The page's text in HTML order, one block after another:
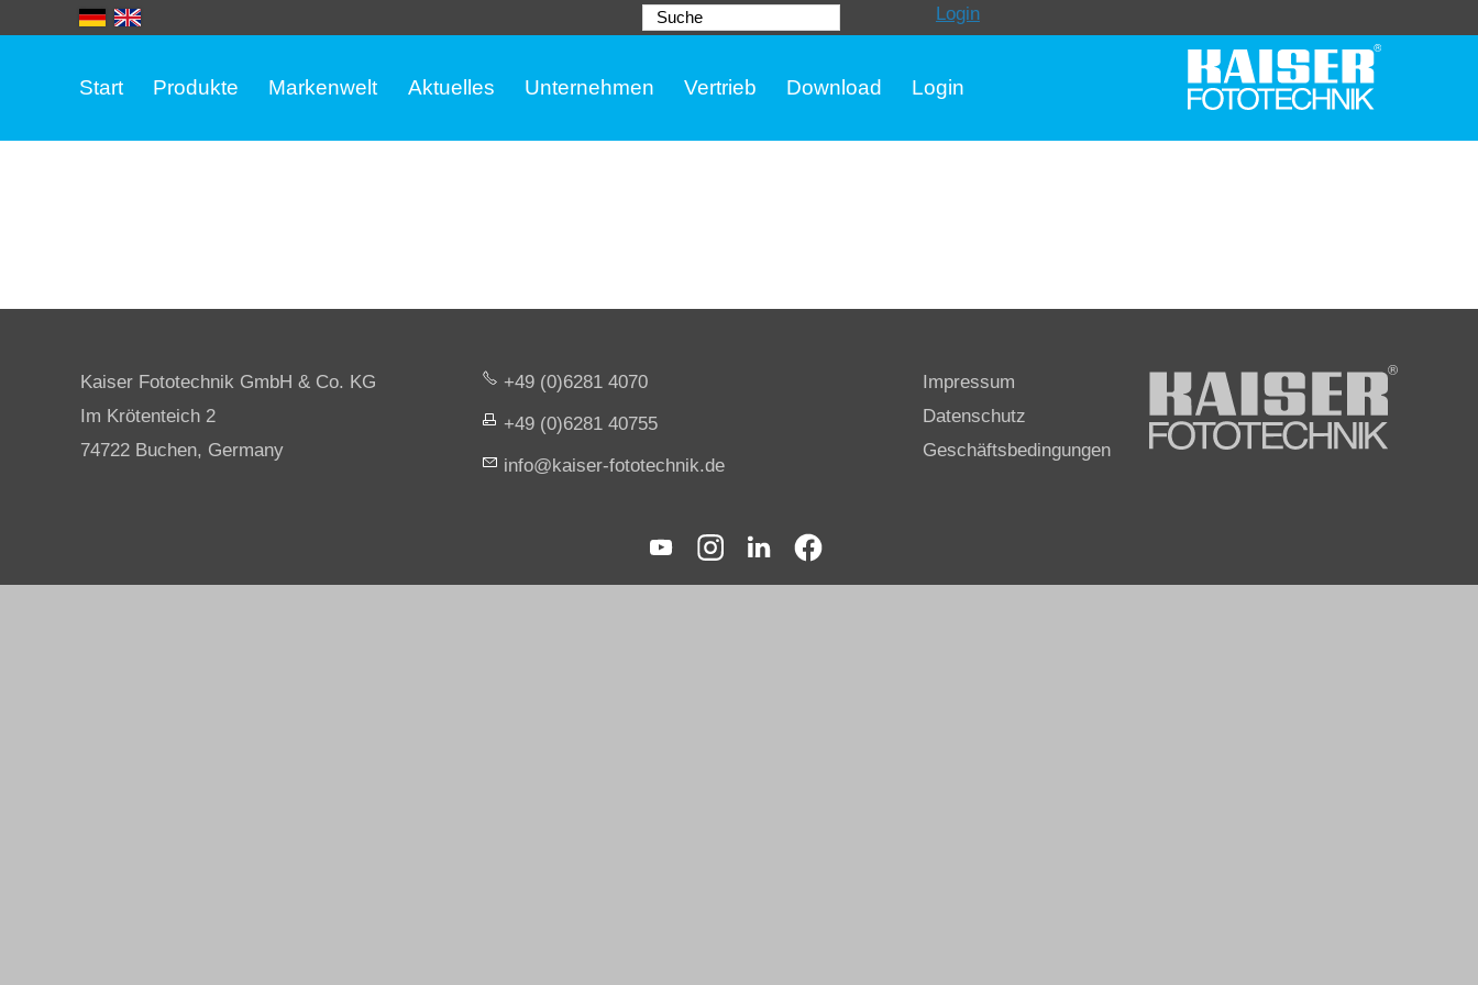
Suche Login
Start Produkte Markenwelt Aktuelles Unternehmen Vertrieb Download Login
Kaiser Fototechnik GmbH & Co. KG
Im Krötenteich 2
74722 Buchen, Germany
+49 (0)6281 4070
+49 (0)6281 40755
nf
k s r-f t t chn k d
Impressum
Datenschutz
Geschäftsbedingungen